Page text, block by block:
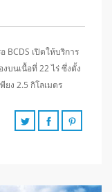
BCDS เปิดให้บริการ
บนเนื้อที่ 22 ไร่ ซึ่งตั้ง
ง 2.5 กิโลเมตร